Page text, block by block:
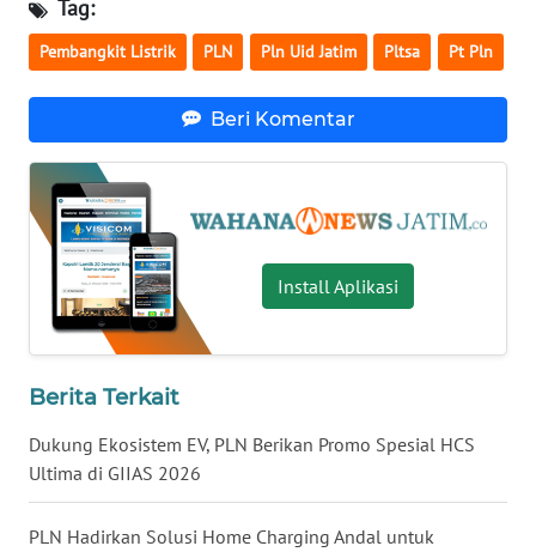
Tag:
Pembangkit Listrik PLN Pln Uid Jatim Pltsa Pt Pln
Beri Komentar
Install Aplikasi
Berita Terkait
Dukung Ekosistem EV, PLN Berikan Promo Spesial HCS
Ultima di GIIAS 2026
PLN Hadirkan Solusi Home Charging Andal untuk
WN
LAMPUNG
JATENG
WN
NUSANTARA
WN
JOGJA
WN
JATIM
WN